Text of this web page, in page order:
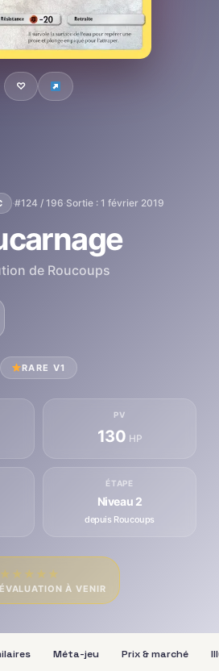
♡
·#124 / 196·Sortie : 1 février 2019
de Roucoups
RARE V1
PV
130 HP
ÉTAPE
Niveau 2
depuis Roucoups
★ ★ ★ ★ ★
ÉVALUATION À VENIR
Méta-jeu Prix & marché